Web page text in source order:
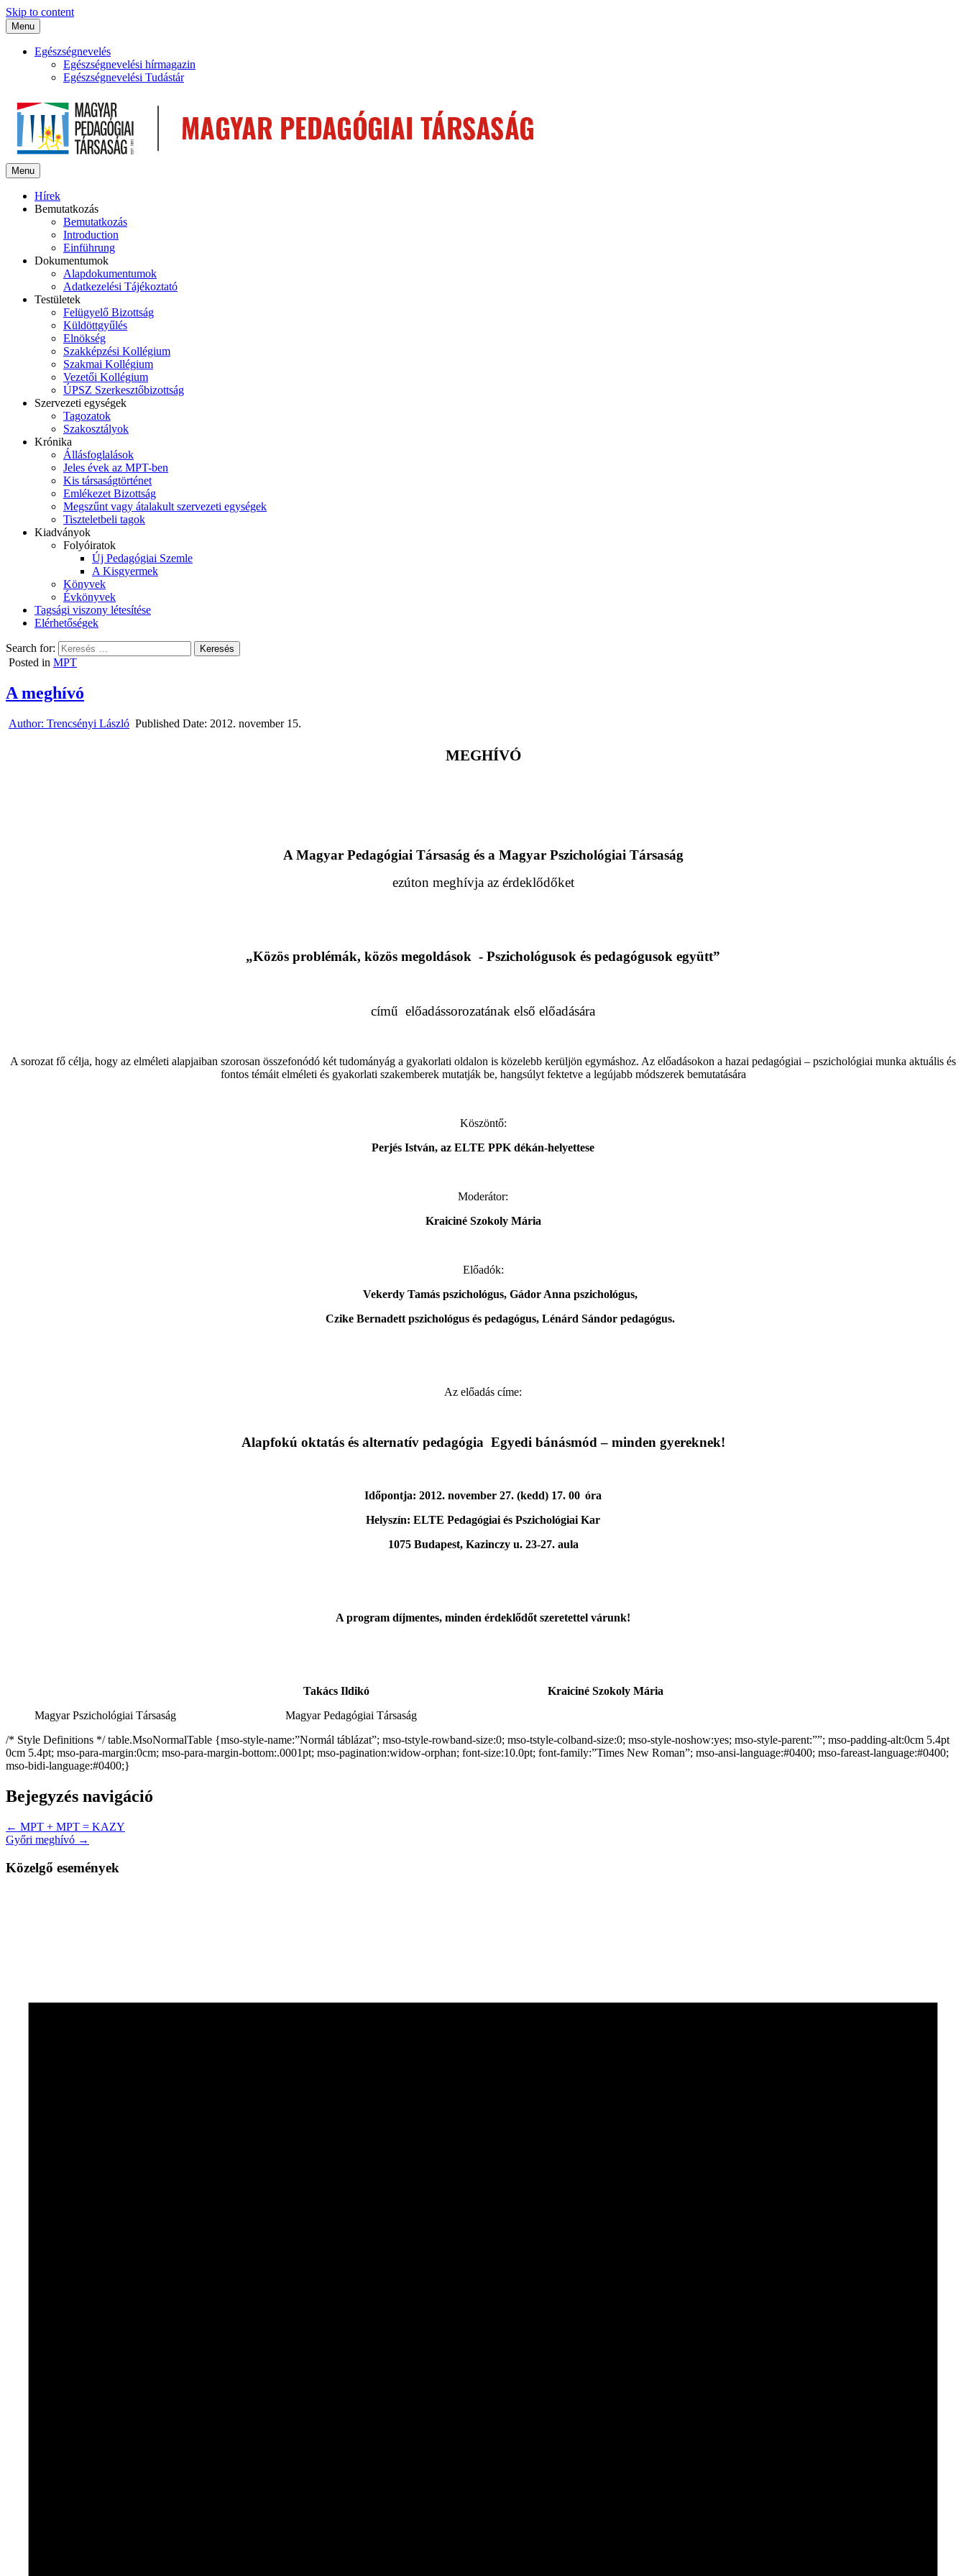
Skip to content
Menu
Egészségnevelés
Egészségnevelési hírmagazin
Egészségnevelési Tudástár
Menu
Hírek
Bemutatkozás
Bemutatkozás
Introduction
Einführung
Dokumentumok
Alapdokumentumok
Adatkezelési Tájékoztató
Testületek
Felügyelő Bizottság
Küldöttgyűlés
Elnökség
Szakképzési Kollégium
Szakmai Kollégium
Vezetői Kollégium
ÚPSZ Szerkesztőbizottság
Szervezeti egységek
Tagozatok
Szakosztályok
Krónika
Állásfoglalások
Jeles évek az MPT-ben
Kis társaságtörténet
Emlékezet Bizottság
Megszűnt vagy átalakult szervezeti egységek
Tiszteletbeli tagok
Kiadványok
Folyóiratok
Új Pedagógiai Szemle
A Kisgyermek
Könyvek
Évkönyvek
Tagsági viszony létesítése
Elérhetőségek
Search for:
Posted in MPT
A meghívó
Author: Trencsényi László Published Date: 2012. november 15.
meghívó
A Magyar Pedagógiai Társaság és a Magyar Pszichológiai Társaság
ezúton meghívja az érdeklődőket
„Közös problémák, közös megoldások - Pszichológusok és pedagógusok együtt”
című előadássorozatának első előadására
A sorozat fő célja, hogy az elméleti alapjaiban szorosan összefonódó két tudományág a gyakorlati oldalon is közelebb kerüljön egymáshoz. Az előadásokon a hazai pedagógiai – pszichológiai munka aktuális és
fontos témáit elméleti és gyakorlati szakemberek mutatják be, hangsúlyt fektetve a legújabb módszerek bemutatására
Köszöntő:
Perjés István, az ELTE PPK dékán-helyettese
Moderátor:
Kraiciné Szokoly Mária
Előadók:
Vekerdy Tamás pszichológus, Gádor Anna pszichológus,
Czike Bernadett pszichológus és pedagógus, Lénárd Sándor pedagógus.
Az előadás címe:
Alapfokú oktatás és alternatív pedagógia Egyedi bánásmód – minden gyereknek!
Időpontja: 2012. november 27. (kedd) 17. 00 óra
Helyszín: ELTE Pedagógiai és Pszichológiai Kar
1075 Budapest, Kazinczy u. 23-27. aula
A program díjmentes, minden érdeklődőt szeretettel várunk!
Takács Ildikó
Kraiciné Szokoly Mária
Magyar Pszichológiai Társaság
Magyar Pedagógiai Társaság
/* Style Definitions */ table.MsoNormalTable {mso-style-name:”Normál táblázat”; mso-tstyle-rowband-size:0; mso-tstyle-colband-size:0; mso-style-noshow:yes; mso-style-parent:””; mso-padding-alt:0cm 5.4pt
0cm 5.4pt; mso-para-margin:0cm; mso-para-margin-bottom:.0001pt; mso-pagination:widow-orphan; font-size:10.0pt; font-family:”Times New Roman”; mso-ansi-language:#0400; mso-fareast-language:#0400;
mso-bidi-language:#0400;}
Bejegyzés navigáció
← MPT + MPT = KAZY
Győri meghívó →
Közelgő események